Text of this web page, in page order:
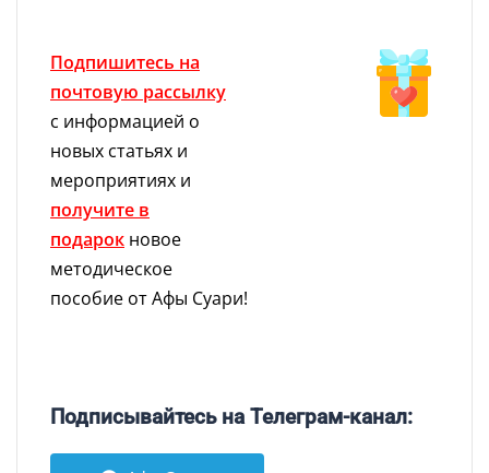
Подпишитесь на
почтовую рассылку
с информацией о
новых статьях и
мероприятиях и
получите в
подарок новое
методическое
пособие от Афы Суари!
Подписывайтесь на Телеграм-канал: